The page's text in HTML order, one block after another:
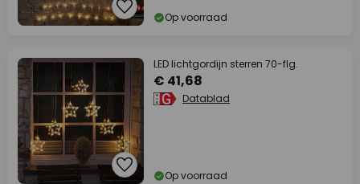
Op voorraad
LED lichtgordijn sterren 70-flg.
€ 41,68
Datablad
Op voorraad